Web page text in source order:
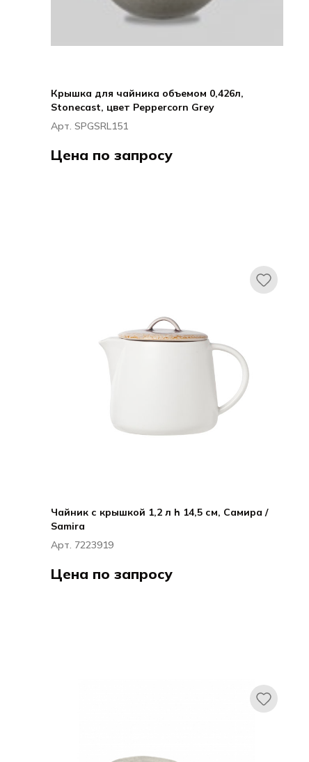
Крышка для чайника объемом 0,426л,
Stonecast, цвет Peppercorn Grey
Арт. SPGSRL151
Цена по запросу
Чайник с крышкой 1,2 л h 14,5 см, Самира /
Samira
Арт. 7223919
Цена по запросу